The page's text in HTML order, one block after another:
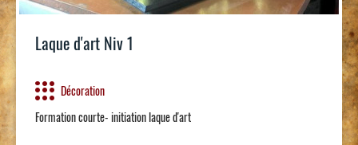
Laque d'art Niv 1
Décoration
Formation courte- initiation laque d'art